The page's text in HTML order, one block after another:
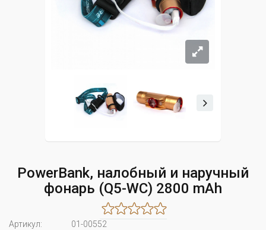
PowerBank, налобный и наручный
фонарь (Q5-WC) 2800 mAh
Артикул:
01-00552